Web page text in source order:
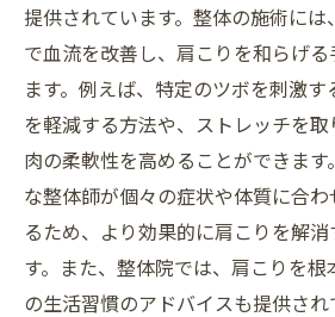
提供されています。整体の施術には
で血流を改善し、肩こりを和らげ
ます。例えば、特定のツボを刺激
を軽減する方法や、ストレッチを
肉の柔軟性を高めることができま
な整体師が個々の症状や体質に合
るため、より効果的に肩こりを解
す。また、整体院では、肩こりを
の生活習慣のアドバイスも提供さ